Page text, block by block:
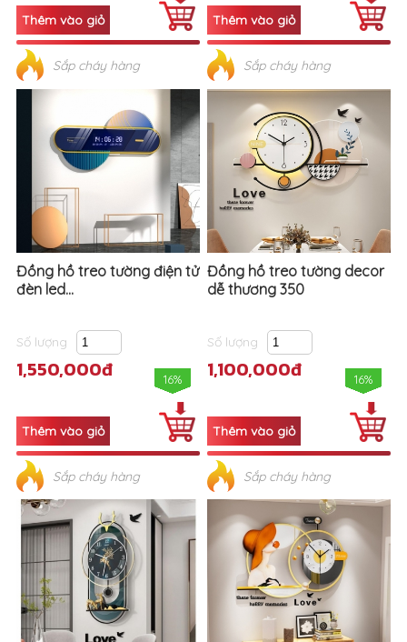
Sắp cháy hàng Sắp cháy hàng
Đồng hồ treo tường điện tử
đèn led...
Số lượng
1,550,000đ 16%
Sắp cháy hàng
Đồng hồ treo tường decor
dễ thương 350
Số lượng
1,100,000đ 16%
Sắp cháy hàng